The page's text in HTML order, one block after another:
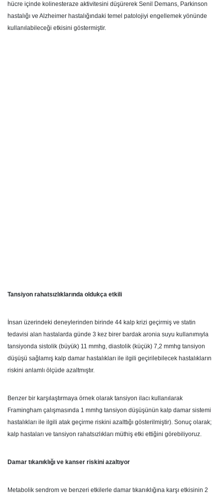
hücre içinde kolinesteraze aktivitesini düşürerek Senil Demans, Parkinson
hastalığı ve Alzheimer hastalığındaki temel patolojiyi engellemek yönünde
kullanılabileceği etkisini göstermiştir.
Tansiyon rahatsızlıklarında oldukça etkili
İnsan üzerindeki deneylerinden birinde 44 kalp krizi geçirmiş ve statin
tedavisi alan hastalarda günde 3 kez birer bardak aronia suyu kullanımıyla
tansiyonda sistolik (büyük) 11 mmhg, diastolik (küçük) 7,2 mmhg tansiyon
düşüşü sağlamış kalp damar hastalıkları ile ilgili geçirilebilecek hastalıkların
riskini anlamlı ölçüde azaltmıştır.
Benzer bir karşılaştırmaya örnek olarak tansiyon ilacı kullanılarak
Framingham çalışmasında 1 mmhg tansiyon düşüşünün kalp damar sistemi
hastalıkları ile ilgili atak geçirme riskini azalttığı gösterilmiştir). Sonuç olarak;
kalp hastaları ve tansiyon rahatsızlıkları müthiş etki ettiğini görebiliyoruz.
Damar tıkanıklığı ve kanser riskini azaltıyor
Metabolik sendrom ve benzeri etkilerle damar tıkanıklığına karşı etkisinin 2